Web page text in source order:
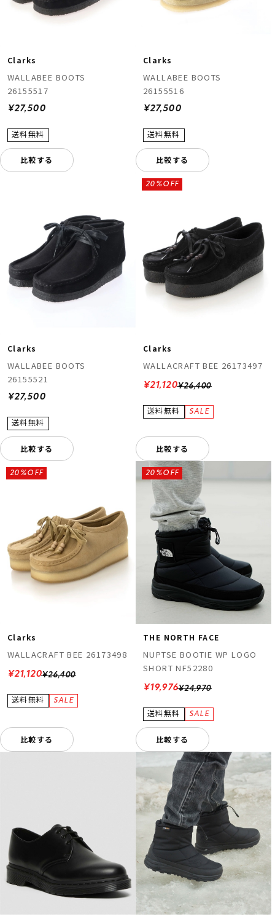
Clarks
WALLABEE BOOTS
26155517
¥27,500
比較する
Clarks
WALLABEE BOOTS
26155516
¥27,500
比較する
Clarks
WALLABEE BOOTS
26155521
¥27,500
比較する
Clarks
WALLACRAFT BEE 26173497
¥26,400
20%OFF
¥21,120
比較する
Clarks
WALLACRAFT BEE 26173498
¥26,400
20%OFF
¥21,120
比較する
THE NORTH FACE
NUPTSE BOOTIE WP LOGO
SHORT NF52280
¥24,970
20%OFF
¥19,976
比較する